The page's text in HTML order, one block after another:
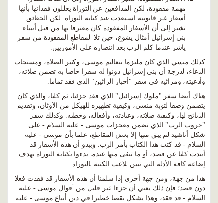
مهمة مفقودة، لكن المدافعين عن التوراة يعللون فقدانها بأنها
أسفار غير قانونية استبعدت عند كتابة التوراة. لكن الحقائق
تشير إلى أن الأسفار المفقودة كان معترفا بها من قبل أنبياء
بني إسرائيل أمثال يشوع، حين تلا المقاطع المفقودة من سفر
ياشر عندما كلم الرب بعد انتصاره على الأموريين.
كذلك منسي الذي كان ملتزما بتعاليم موسى، وكثير الصلاة، ومستجاب
الدعاء، لدرجة أن بني إسرائيل دونوا له سفرا خاصا به تضمن صلاته،
وأدعيته، ومراثيه في سفر "أخبار الراثين" الذي فقد تماما.
هناك أيضا سفر "ملوك إسرائيل" الذي فقد جزئيا، ثم كليا، والذي كان
يتضمن وصفا لتوبة منسي، وكيفية تطهيره للهيكل من الأوثان، وتقديم
الذبائح لها، وكيفية صلاته، وعبادته، وأفعاله، وخطبه. وكذلك سفر
"حروب الرب" الذي تضمن معجزات موسى - عليه السلام - على
شكل أناشيد لم يبق منها إلا بعض المقاطع، علما بأن موسى - عليه
السلام - قد كتب هذا الكتاب بأمر الرب. ويبدو أن هذه الأسفار قد
أبيدت كليا عن قصد، أو ما تبقى منها عندما بدءوا بكتابة التوراة بهدف
إضاعة كافة الأدلة التي تبين تلاعب الكتبة بالتوراة.
هذا من جهة، ومن جهة أخرى إذا سلمنا أن هذه الأسفار قد فقدت فعلا
دون قصد؛ فإن ذلك يعني أن جزءا غير قليل من أقوال موسى - عليه
السلام - قد فقد، وهذا يشكل نقصا خطيرا في دين أتباع موسى - عليه